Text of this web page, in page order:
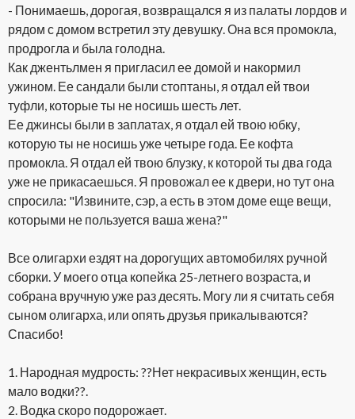
- Понимаешь, дорогая, возвращался я из палаты лордов и
рядом с домом встретил эту девушку. Она вся промокла,
продрогла и была голодна.
Как джентьлмен я пригласил ее домой и накормил
ужином. Ее сандали были стоптаны, я отдал ей твои
туфли, которые ты не носишь шесть лет.
Ее джинсы были в заплатах, я отдал ей твою юбку,
которую ты не носишь уже четыре года. Ее кофта
промокла. Я отдал ей твою блузку, к которой ты два года
уже не прикасаешься. Я провожал ее к двери, но тут она
спросила: "Извините, сэр, а есть в этом доме еще вещи,
которыми не пользуется ваша жена?"
Все олигархи ездят на дорогущих автомобилях ручной
сборки. У моего отца копейка 25-летнего возраста, и
собрана вручную уже раз десять. Могу ли я считать себя
сыном олигарха, или опять друзья прикалываются?
Спасибо!
1. Народная мудрость: ??Нет некрасивых женщин, есть
мало водки??.
2. Водка скоро подорожает.